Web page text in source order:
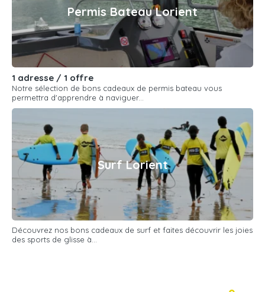
Permis Bateau Lorient
1 adresse / 1 offre
Notre sélection de bons cadeaux de permis bateau vous
permettra d'apprendre à naviguer...
Surf Lorient
Découvrez nos bons cadeaux de surf et faites découvrir les joies
des sports de glisse à...